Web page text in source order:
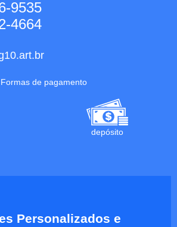
9535
4664
Formas de pagamento
depósito
Personalizados e